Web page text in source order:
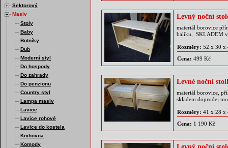
Sektorový
Masiv
Stoly
Baby
Botníky
Dub
Moderní styl
Do hospody
Do zahrady
Do penzionu
Country styl
Lampa masiv
Lavice
Lavice rohové
Lavice do kostela
Knihovna
Komody
Levný noční
materiál borovice
balíku, SKLADEM
Rozměry: 52 x 30 x
Cena: 499 Kč
Levné noční
materiál borovice,
skladem doprodej
Rozměry: 41 x 28 x
Cena: 1 190 Kč